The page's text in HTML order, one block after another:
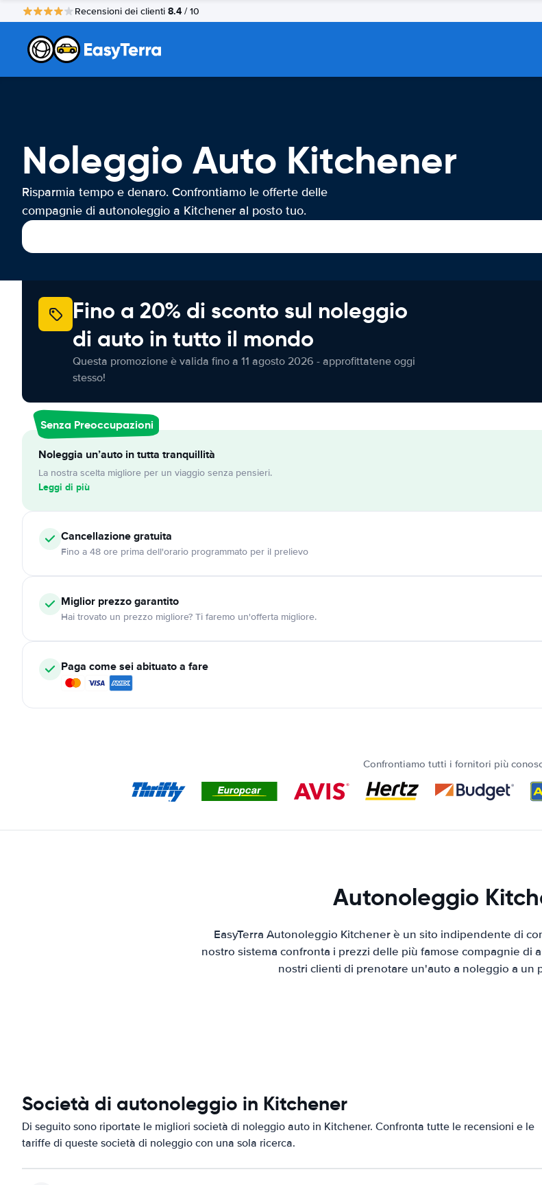
Recensioni dei clienti 8.4 / 10
Noleggio Auto Kitchener
Risparmia tempo e denaro. Confrontiamo le offerte delle
compagnie di autonoleggio a Kitchener al posto tuo.
Fino a 20% di sconto sul noleggio
di auto in tutto il mondo
Questa promozione è valida fino a 11 agosto 2026 - approfittatene oggi
stesso!
Senza Preoccupazioni
Noleggia un’auto in tutta tranquillità
La nostra scelta migliore per un viaggio senza pensieri.
Leggi di più
Cancellazionegratuita
Fino a 48 ore prima dell'orario programmato per il prelievo
Miglior prezzo garantito
Hai trovato un prezzo migliore? Ti faremo un'offerta migliore.
Paga come sei abituato a fare
Confrontiamo tutti i fornitori più
Autonoleggio
EasyTerra Autonoleggio Kitchener è un sito indipendente di
nostro sistema confronta i prezzi delle più famose compagnie di
nostri clienti di prenotare un'auto a noleggio a un
Società di autonoleggio in Kitchener
Di seguito sono riportate le migliori società di noleggio auto in Kitchener. Confronta tutte le recensioni e le
tariffe di queste società di noleggio con una sola ricerca.